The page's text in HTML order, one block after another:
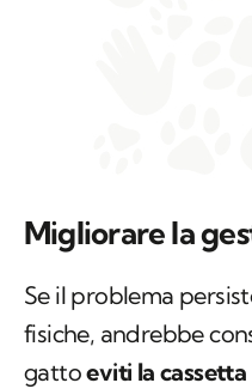
Migliorare la
Se il problema
fisiche, andrebbe
gattoeviti la